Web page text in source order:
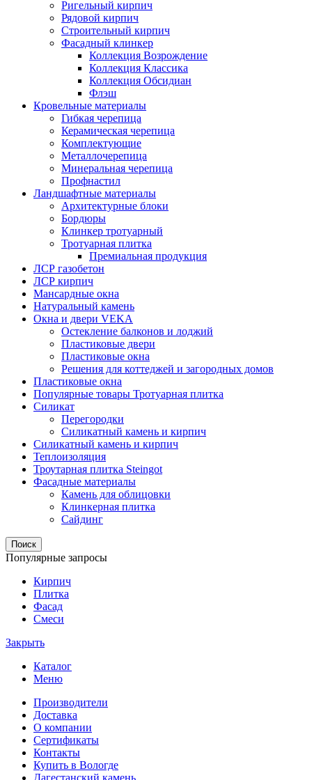
Ригельный кирпич
Рядовой кирпич
Строительный кирпич
Фасадный клинкер
Коллекция Возрождение
Коллекция Классика
Коллекция Обсидиан
Флэш
Кровельные материалы
Гибкая черепица
Керамическая черепица
Комплектующие
Металлочерепица
Минеральная черепица
Профнастил
Ландшафтные материалы
Архитектурные блоки
Бордюры
Клинкер тротуарный
Тротуарная плитка
Премиальная продукция
ЛСР газобетон
ЛСР кирпич
Мансардные окна
Натуральный камень
Окна и двери VEKA
Остекление балконов и лоджий
Пластиковые двери
Пластиковые окна
Решения для коттеджей и загородных домов
Пластиковые окна
Популярные товары Тротуарная плитка
Силикат
Перегородки
Силикатный камень и кирпич
Силикатный камень и кирпич
Теплоизоляция
Троутарная плитка Steingot
Фасадные материалы
Камень для облицовки
Клинкерная плитка
Сайдинг
Поиск
Популярные запросы
Кирпич
Плитка
Фасад
Смеси
Закрыть
Каталог
Меню
Производители
Доставка
О компании
Сертификаты
Контакты
Купить в Вологде
Дагестанский камень